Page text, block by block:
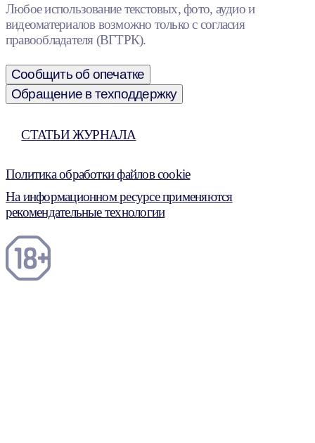
Любое использование текстовых, фото, аудио и
видеоматериалов возможно только с согласия
правообладателя (ВГТРК).
Сообщить об опечатке
Обращение в техподдержку
СТАТЬИ ЖУРНАЛА
Политика обработки файлов cookie
На информационном ресурсе применяются
рекомендательные технологии